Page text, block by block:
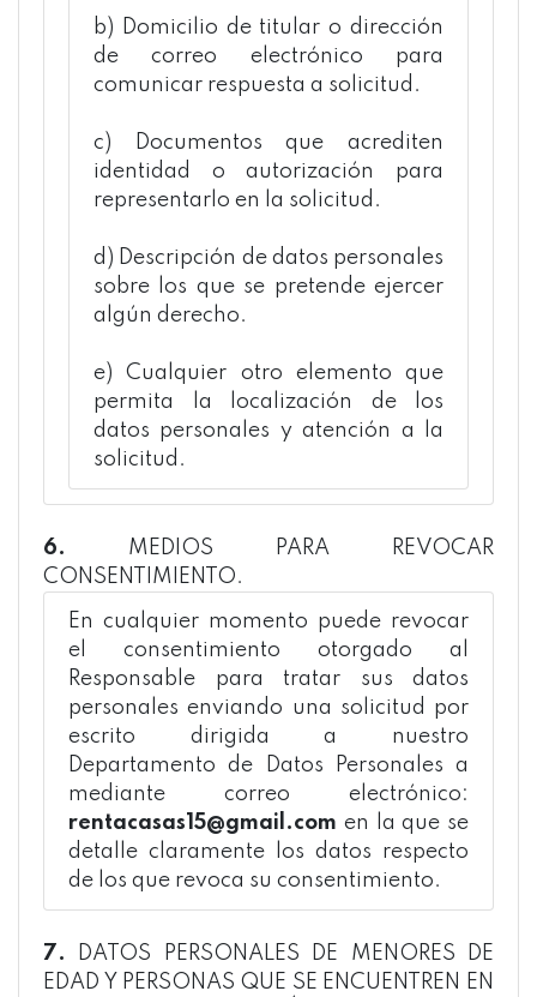
b) Domicilio de titular o dirección
de correo electrónico para
comunicar respuesta a solicitud.
c) Documentos que acrediten
identidad o autorización para
representarlo en la solicitud.
d) Descripción de datos personales
sobre los que se pretende ejercer
algún derecho.
e) Cualquier otro elemento que
permita la localización de los
datos personales y atención a la
solicitud.
6.
MEDIOS PARA REVOCAR
CONSENTIMIENTO.
En cualquier momento puede revocar
el consentimiento otorgado al
Responsable para tratar sus datos
personales enviando una solicitud por
escrito dirigida a nuestro
Departamento de Datos Personales a
mediante correo electrónico:
rentacasas15@gmail.com en la que se
detalle claramente los datos respecto
de los que revoca su consentimiento.
7.
DATOS PERSONALES DE MENORES DE
EDAD Y PERSONAS QUE SE ENCUENTREN EN